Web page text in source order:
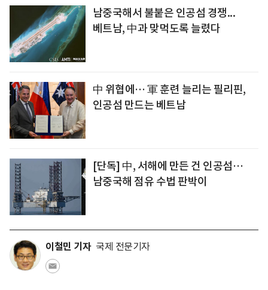
남중국해서 불붙은 인공섬 경쟁...
베트남, 中과 맞먹도록 늘렸다
中 위협에… 軍 훈련 늘리는 필리핀,
인공섬 만드는 베트남
[단독] 中, 서해에 만든 건 인공섬…
남중국해 점유 수법 판박이
이철민 기자 국제 전문기자